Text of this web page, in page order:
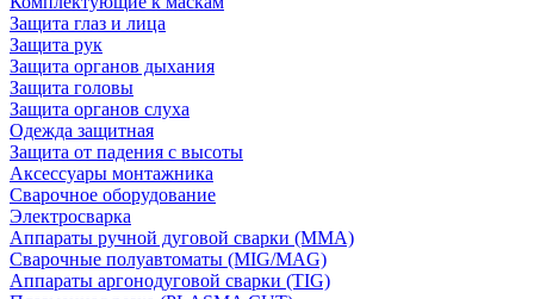
Защита глаз и лица
Защита рук
Защита органов дыхания
Защита головы
Защита органов слуха
Одежда защитная
Защита от падения с высоты
Аксессуары монтажника
Сварочное оборудование
Электросварка
Аппараты ручной дуговой сварки (MMA)
Сварочные полуавтоматы (MIG/MAG)
Аппараты аргонодуговой сварки (TIG)